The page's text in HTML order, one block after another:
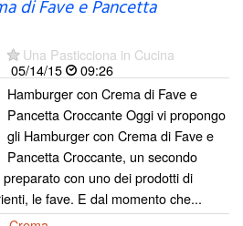
di Fave e Pancetta
Una Pasticciona in Cucina
05/14/15
09:26
Hamburger con Crema di Fave e
Pancetta Croccante Oggi vi propongo
gli Hamburger con Crema di Fave e
Pancetta Croccante, un secondo
con uno dei prodotti di
le fave. E dal momento che...